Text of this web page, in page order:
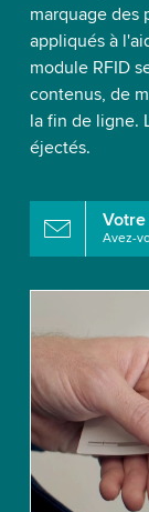
marquage des
appliqués à
module RFID
contenus, de
la fin de ligne.
éjectés.
We need
Video
We use a
content
Please
to watch